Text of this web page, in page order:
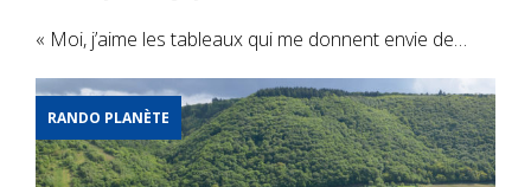
« Moi, j’aime les tableaux qui me donnent envie de…
RANDO PLANÈTE